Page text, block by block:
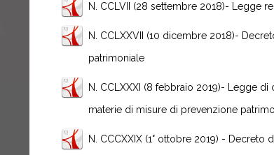
N. CCLVII (28 settembre 2018)- Legge
N. CCLXXVII (10 dicembre 2018)-
patrimoniale
N. CCLXXXI (8 febbraio 2019)- Legge
materie di misure di prevenzione
N. CCCXXIX (1° ottobre 2019) -